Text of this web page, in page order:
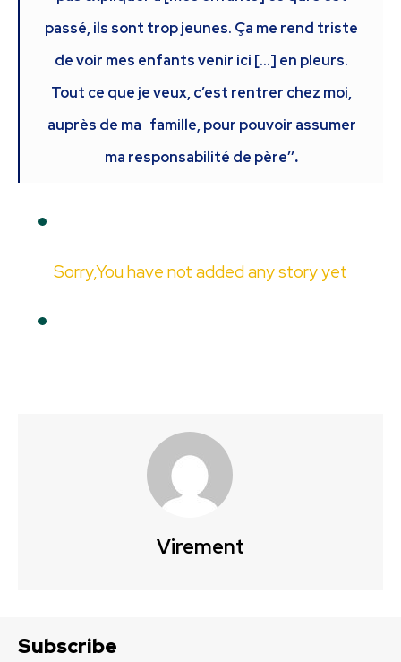
passé, ils sont trop jeunes. Ça me rend triste
de voir mes enfants venir ici […] en pleurs.
Tout ce que je veux, c’est rentrer chez moi,
auprès de ma famille, pour pouvoir assumer
ma responsabilité de père’’.
Sorry,You have not added any story yet
Virement
Subscribe